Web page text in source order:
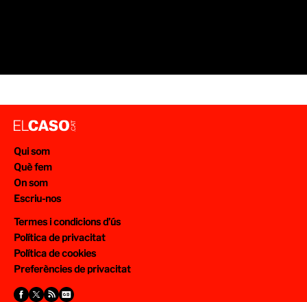
Qui som
Què fem
On som
Escriu-nos
Termes i condicions d’ús
Política de privacitat
Política de cookies
Preferències de privacitat